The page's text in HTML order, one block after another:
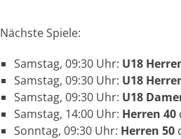
Nächste Spiele:
Samstag, 09:30 Uhr: U18
Samstag, 09:30 Uhr: U18
Samstag, 09:30 Uhr: U18
Samstag, 14:00 Uhr: Herren 40
Sonntag, 09:30 Uhr: Herren 50